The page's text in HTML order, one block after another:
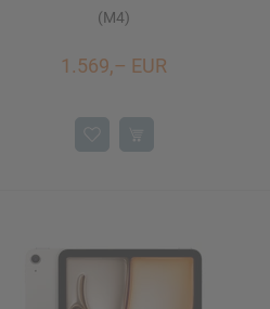
(M4)
1.569,– EUR